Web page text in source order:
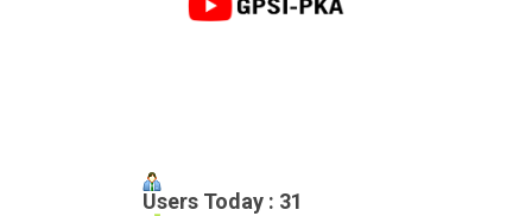
Users Today : 31